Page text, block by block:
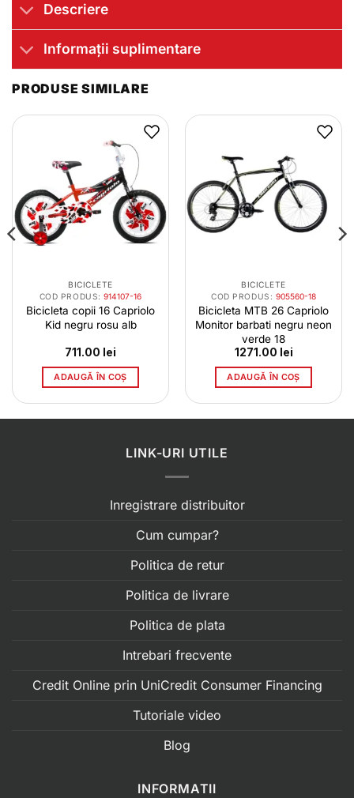
Descriere
Informații suplimentare
PRODUSE SIMILARE
BICICLETE
COD PRODUS:914107-16
Bicicleta copii 16 Capriolo
Kid negru rosu alb
711.00 lei
ADAUGĂ ÎN COȘ
BICICLETE
COD PRODUS: 905560-18
Bicicleta MTB 26 Capriolo
Monitor barbati negru neon
verde 18
1271.00 lei
ADAUGĂ ÎN COȘ
LINK-URI UTILE
Inregistrare distribuitor
Cum cumpar?
Politica de retur
Politica de livrare
Politica de plata
Intrebari frecvente
Credit Online prin UniCredit Consumer Financing
Tutoriale video
Blog
INFORMATII